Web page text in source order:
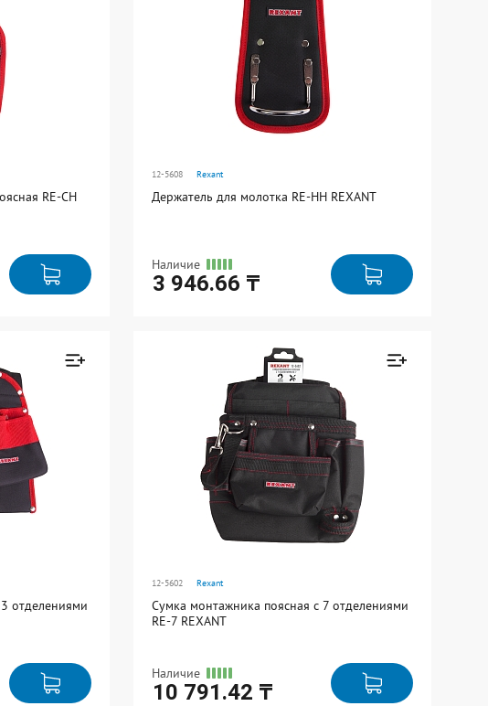
добавлен к
RE-CH
Товар добавлен к
сравнению
Перейти
12-5608 Rexant
Держатель для молотка RE-HH REXANT
Наличие
3 946.66 ₸
добавлен к
отделениями
Товар добавлен к
сравнению
Перейти
12-5602 Rexant
Сумка монтажника поясная с 7 отделениями
RE-7 REXANT
Наличие
10 791.42 ₸